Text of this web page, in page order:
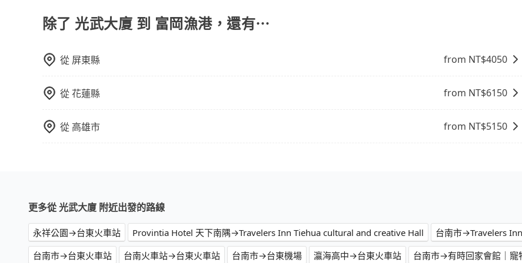
付額外的費用，不過別擔心，您可以透過旅步官網查詢到具體的費用。
除了 光武大廈 到 富岡漁港，還有⋯
從 屏東縣 from NT$4050
從花蓮縣 from NT$6150
從 高雄市 from NT$5150
更多從 光武大廈 附近出發的路線
永祥公園→台東火車站 Provintia Hotel 天下南隅→Travelers Inn Tiehua cultural and creative Hall 台南市→Travelers
台南市→台東火車站
台南火車站→台東火車站 台南市→台東機場 瀛海高中→台東火車站 台南市→有時回家會館｜寵